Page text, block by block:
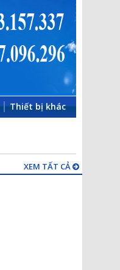
Thiết bị khác
XEM TẤT CẢ